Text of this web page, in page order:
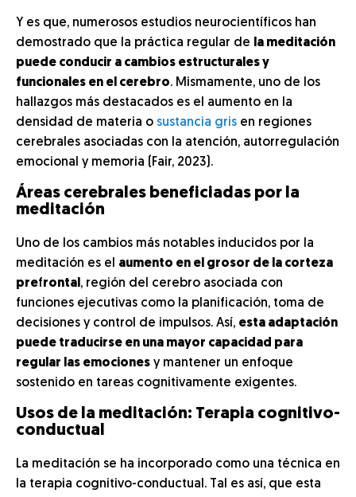
Y es que, numerosos estudios neurocientíficos han
demostrado que la práctica regular de
la meditación
puede conducir a cambios estructurales y
funcionales en el cerebro. Mismamente, uno de los
hallazgos más destacados es el aumento en la
densidad de materia o sustancia gris en regiones
cerebrales asociadas con la atención, autorregulación
emocional y memoria (Fair, 2023).
Áreas cerebrales beneficiadas por la
meditación
Uno de los cambios más notables inducidos por la
meditación es el aumento en el grosor de la corteza
prefrontal , región del cerebro asociada con
funciones ejecutivas como la planificación, toma de
decisiones y control de impulsos. Así, esta adaptación
puede traducirse en una mayor capacidad para
regular las emociones y mantener un enfoque
sostenido en tareas cognitivamente exigentes.
Usos de la meditación: Terapia cognitivo-
conductual
La meditación se ha incorporado como una técnica en
la terapia cognitivo-conductual. Tal es así, que esta